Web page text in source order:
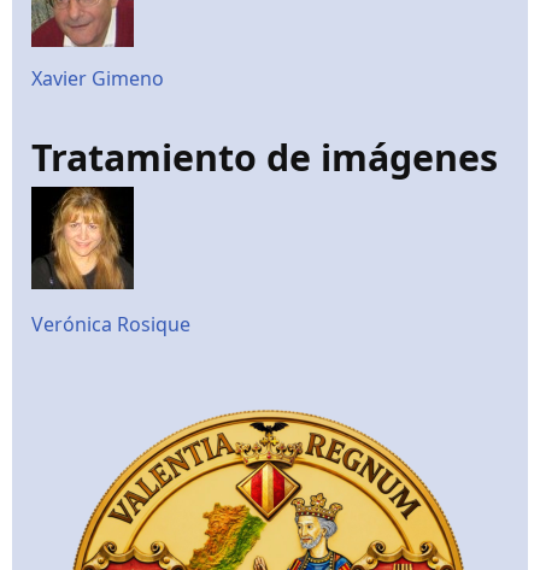
Xavier Gimeno
Tratamiento de imágenes
Verónica Rosique